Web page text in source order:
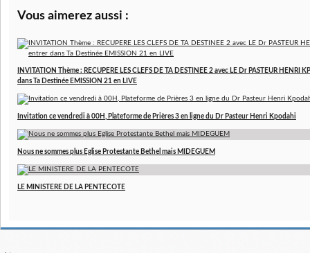
Vous aimerez aussi :
INVITATION Thème : RECUPERE LES CLEFS DE TA DESTINEE 2 avec LE Dr PASTEUR
dans Ta Destinée EMISSION 21 en LIVE
Invitation ce vendredi à 00H, Plateforme de Prières 3 en ligne du Dr Pasteur Henri Kpodahi
Nous ne sommes plus Eglise Protestante Bethel mais MIDEGUEM
LE MINISTERE DE LA PENTECOTE